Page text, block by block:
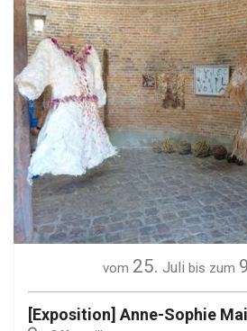
vom 25. Juli bis zum
[Exposition] Anne-Sophie